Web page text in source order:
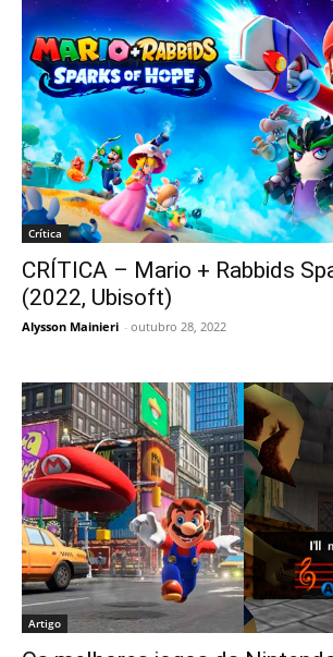
Crítica
CRÍTICA – Mario + Rabbids
(2022, Ubisoft)
Alysson Mainieri - outubro 28, 2022
Artigo